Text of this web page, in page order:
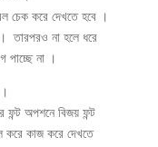
চেক করে দেখতে হবে ।
তারপরও না হলে ধরে
পাচ্ছে না ।
ফন্ট অপশনে বিজয় ফন্ট
করে কাজ করে দেখতে